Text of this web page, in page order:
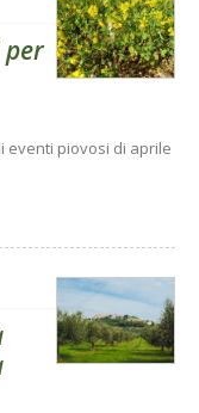
eventi piovosi di aprile